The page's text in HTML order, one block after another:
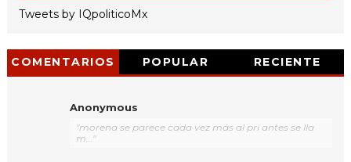
Tweets by IQpoliticoMx
COMENTARIOS POPULAR RECIENTE
Anonymous
"morena se parece cada vez más al pri antes se lla
m..."